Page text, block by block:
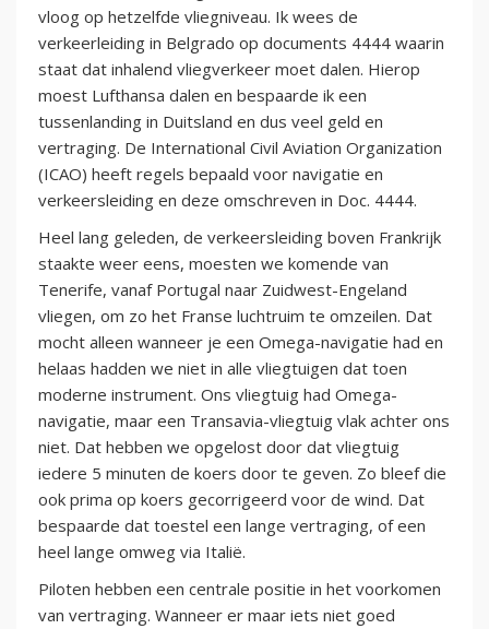
vloog op hetzelfde vliegniveau. Ik wees de
verkeerleiding in Belgrado op documents 4444 waarin
staat dat inhalend vliegverkeer moet dalen. Hierop
moest Lufthansa dalen en bespaarde ik een
tussenlanding in Duitsland en dus veel geld en
vertraging. De International Civil Aviation Organization
(ICAO) heeft regels bepaald voor navigatie en
verkeersleiding en deze omschreven in Doc. 4444.
Heel lang geleden, de verkeersleiding boven Frankrijk
staakte weer eens, moesten we komende van
Tenerife, vanaf Portugal naar Zuidwest-Engeland
vliegen, om zo het Franse luchtruim te omzeilen. Dat
mocht alleen wanneer je een Omega-navigatie had en
helaas hadden we niet in alle vliegtuigen dat toen
moderne instrument. Ons vliegtuig had Omega-
navigatie, maar een Transavia-vliegtuig vlak achter ons
niet. Dat hebben we opgelost door dat vliegtuig
iedere 5 minuten de koers door te geven. Zo bleef die
ook prima op koers gecorrigeerd voor de wind. Dat
bespaarde dat toestel een lange vertraging, of een
heel lange omweg via Italië.
Piloten hebben een centrale positie in het voorkomen
van vertraging. Wanneer er maar iets niet goed